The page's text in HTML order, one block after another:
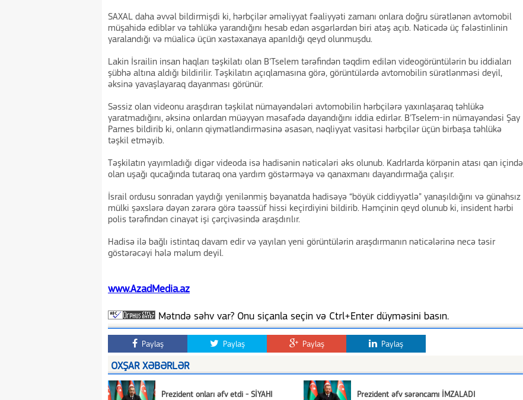
SAXAL daha əvvəl bildirmişdi ki, hərbçilər əməliyyat fəaliyyəti zamanı onlara doğru sürətlənən avtomobil
müşahidə ediblər və təhlükə yarandığını hesab edən əsgərlərdən biri atəş açıb. Nəticədə üç fələstinlinin
yaralandığı və müalicə üçün xəstəxanaya aparıldığı qeyd olunmuşdu.
Lakin İsrailin insan haqları təşkilatı olan B’Tselem tərəfindən təqdim edilən videogörüntülərin bu iddiaları
şübhə altına aldığı bildirilir. Təşkilatın açıqlamasına görə, görüntülərdə avtomobilin sürətlənməsi deyil,
əksinə yavaşlayaraq dayanması görünür.
Səssiz olan videonu araşdıran təşkilat nümayəndələri avtomobilin hərbçilərə yaxınlaşaraq təhlükə
yaratmadığını, əksinə onlardan müəyyən məsafədə dayandığını iddia edirlər. B’Tselem-in nümayəndəsi Şay
Parnes bildirib ki, onların qiymətləndirməsinə əsasən, nəqliyyat vasitəsi hərbçilər üçün birbaşa təhlükə
təşkil etməyib.
Təşkilatın yayımladığı digər videoda isə hadisənin nəticələri əks olunub. Kadrlarda körpənin atası qan içində
olan uşağı qucağında tutaraq ona yardım göstərməyə və qanaxmanı dayandırmağa çalışır.
İsrail ordusu sonradan yaydığı yenilənmiş bəyanatda hadisəyə “böyük ciddiyyətlə” yanaşıldığını və günahsız
mülki şəxslərə dəyən zərərə görə təəssüf hissi keçirdiyini bildirib. Həmçinin qeyd olunub ki, insident hərbi
polis tərəfindən cinayət işi çərçivəsində araşdırılır.
Hadisə ilə bağlı istintaq davam edir və yayılan yeni görüntülərin araşdırmanın nəticələrinə necə təsir
göstərəcəyi hələ məlum deyil.
www.AzadMedia.az
Mətndə səhv var? Onu siçanla seçin və Ctrl+Enter düyməsini basın.
Paylaş Paylaş Paylaş Paylaş
OXŞAR XƏBƏRLƏR
Prezident onları əfv etdi - SİYAHI Prezident əfv sərəncamı İMZALADI